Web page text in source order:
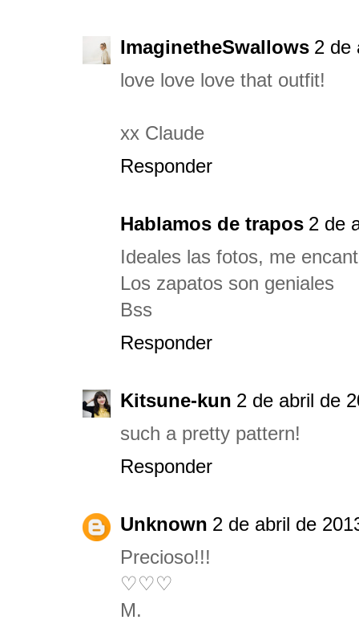
ImaginetheSwallows 2 de
love love love that outfit!
xx Claude
Responder
Hablamos de trapos 2 de
Ideales las fotos, me
Los zapatos son geniales
Bss
Responder
Kitsune-kun 2 de abril de
such a pretty pattern!
Responder
Unknown 2 de abril de
Precioso!!!
♡♡♡
M.